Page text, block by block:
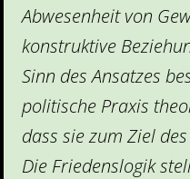
Abwesenheit von
konstruktive
Sinn des Ansatzes
politische Praxis
dass sie zum Ziel
Die Friedenslogik